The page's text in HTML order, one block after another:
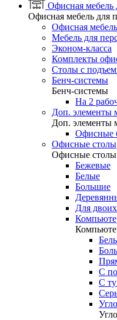
Офисная мебель
Офисная мебель для
Офисная
Мебель для
Эконом-класса
Комплекты
Столы с
Бенч-системы
Бенч-системы
На 2
Доп. элементы
Доп. элементы
Офисные
Офисные столы
Офисные столы
Бежевые
Белые
Большие
Для
С
С